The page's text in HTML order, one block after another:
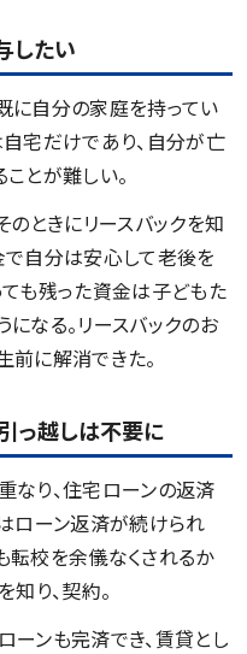
したい
に自分の家庭を持ってい
自宅だけであり、自分が亡
とが難しい。
のときにリースバックを知
で自分は安心して老後を
ても残った資金は子どもた
なる。リースバックのお
前に解消できた。
っ越しは不要に
なり、住宅ローンの返済
ローン返済が続けられ
転校を余儀なくされるか
知り、契約。
ーンも完済でき、賃貸とし